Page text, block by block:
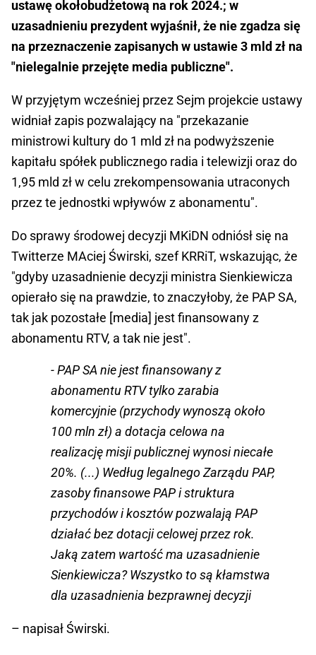
ustawę okołobudżetową na rok 2024.; w
uzasadnieniu prezydent wyjaśnił, że nie zgadza się
na przeznaczenie zapisanych w ustawie 3 mld zł na
"nielegalnie przejęte media publiczne".
W przyjętym wcześniej przez Sejm projekcie ustawy
widniał zapis pozwalający na "przekazanie
ministrowi kultury do 1 mld zł na podwyższenie
kapitału spółek publicznego radia i telewizji oraz do
1,95 mld zł w celu zrekompensowania utraconych
przez te jednostki wpływów z abonamentu".
Do sprawy środowej decyzji MKiDN odniósł się na
Twitterze MAciej Świrski, szef KRRiT, wskazując, że
"gdyby uzasadnienie decyzji ministra Sienkiewicza
opierało się na prawdzie, to znaczyłoby, że PAP SA,
tak jak pozostałe [media] jest finansowany z
abonamentu RTV, a tak nie jest".
- PAP SA nie jest finansowany z
abonamentu RTV tylko zarabia
komercyjnie (przychody wynoszą około
100 mln zł) a dotacja celowa na
realizację misji publicznej wynosi niecałe
20%. (...) Według legalnego Zarządu PAP,
zasoby finansowe PAP i struktura
przychodów i kosztów pozwalają PAP
działać bez dotacji celowej przez rok.
Jaką zatem wartość ma uzasadnienie
Sienkiewicza? Wszystko to są kłamstwa
dla uzasadnienia bezprawnej decyzji
– napisał Świrski.